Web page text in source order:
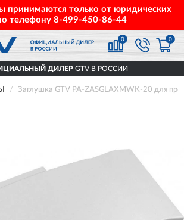
принимаются только от юридических
телефону 8-499-450-86-44
0 0
ДИЛЕР GTV В РОССИИ
Заглушка GTV PA-ZASGLAXMWK-20 для